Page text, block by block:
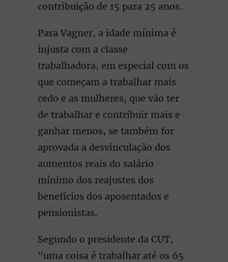
contribuição de 15 para 25 anos.
Para Vagner, a idade mínima é
injusta com a classe
trabalhadora, em especial com os
que começam a trabalhar mais
cedo e as mulheres, que vão ter
de trabalhar e contribuir mais e
ganhar menos, se também for
aprovada a desvinculação dos
aumentos reais do salário
mínimo dos reajustes dos
benefícios dos aposentados e
pensionistas.
Segundo o presidente da CUT,
"uma coisa é trabalhar até os 65